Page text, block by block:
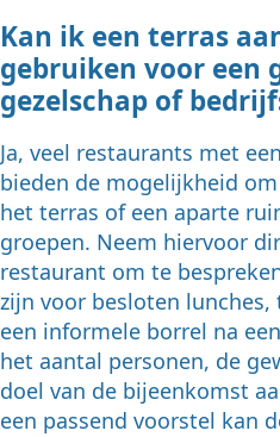
Kan ik een terras
gebruiken voor een
gezelschap of
Ja, veel restaurants met
bieden de mogelijkheid
het terras of een aparte
groepen. Neem hiervoor
restaurant om te
zijn voor besloten
een informele borrel na
het aantal personen, de
doel van de bijeenkomst
een passend voorstel kan